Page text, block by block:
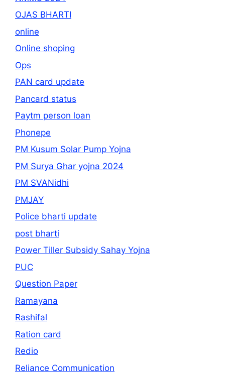
OJAS BHARTI
online
Online shoping
Ops
PAN card update
Pancard status
Paytm person loan
Phonepe
PM Kusum Solar Pump Yojna
PM Surya Ghar yojna 2024
PM SVANidhi
PMJAY
Police bharti update
post bharti
Power Tiller Subsidy Sahay Yojna
PUC
Question Paper
Ramayana
Rashifal
Ration card
Redio
Reliance Communication